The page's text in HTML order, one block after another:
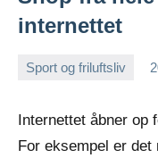
internettet
Sport og friluftsliv
Internettet åbner op
For eksempel er